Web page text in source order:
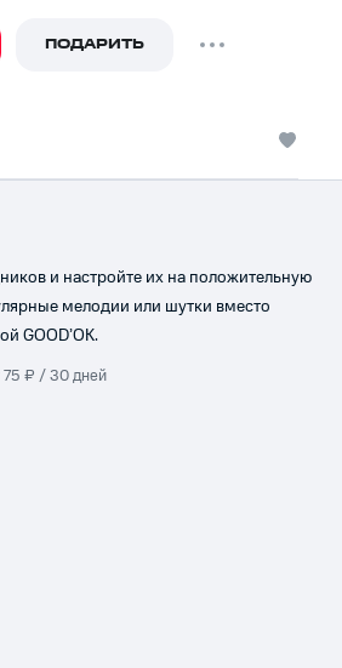
ПОДАРИТЬ
и настройте их на положительную
мелодии или шутки вместо
GOOD’OK.
75 ₽ / 30 дней